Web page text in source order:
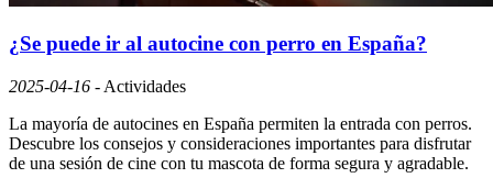
¿Se puede ir al autocine con perro en España?
2025-04-16 - Actividades
La mayoría de autocines en España permiten la entrada con perros.
Descubre los consejos y consideraciones importantes para disfrutar
de una sesión de cine con tu mascota de forma segura y agradable.